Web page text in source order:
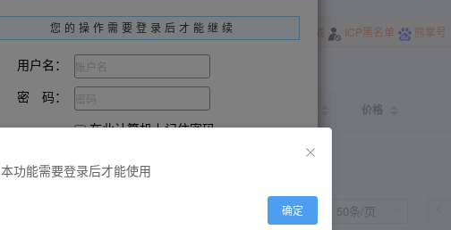
您的操作需要登录后才能继续
用户名：
密 码：
在此计算机上记住密码
存在百度评价 百度V认证 域名被墙 微信拦截 QQ拦截 ICP黑名单 熊掌号
店铺ID 价格
共 0 条
本功能需要登录后才能使用
确定